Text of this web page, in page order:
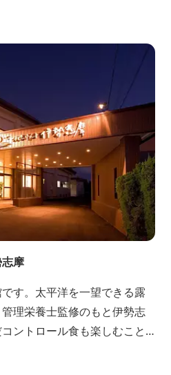
摩
す。太平洋を一望できる露
理栄養士監修のもと伊勢志
ントロール食も楽しむこと